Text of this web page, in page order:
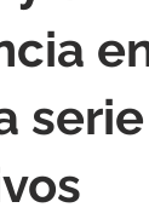
P096000